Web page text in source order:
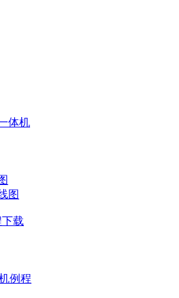
体机
图
载
例程